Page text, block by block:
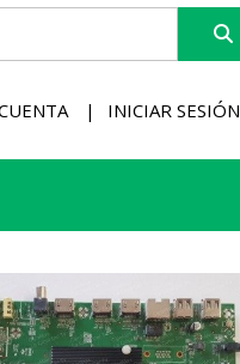
INICIAR SESIÓN